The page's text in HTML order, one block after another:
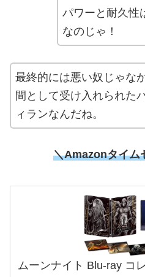
パワーと耐久性
なのじゃ！
最終的には悪い奴じゃな
間として受け入れられた
ィランなんだね。
＼Amazonタイム
ムーンナイト Blu-ray コ